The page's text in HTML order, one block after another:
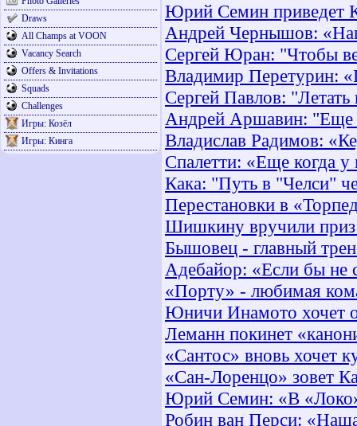
Draws
All Champs at VOON
Vacancy Search
Offers & Invitations
Squads
Challenges
Игры: Козёл
Игры: Кинга
Юрий Семин приведет
Андрей Чернышов:
Сергей Юран: "Чтобы
Владимир Перетурин:
Сергей Павлов: "Летать
Андрей Аршавин: "Еще
Владислав Радимов:
Спалетти: «Еще когда
Кака: "Путь в "Челси"
Перестановки в
Шишкину вручили приз
Бышовец - главный
Адебайор: «Если бы не
«Порту» - любимая
Юничи Инамото хочет
Леманн покинет
«Сантос» вновь хочет
«Сан-Лоренцо» зовет
Юрий Семин: «В «Локо»
Робин ван Перси: